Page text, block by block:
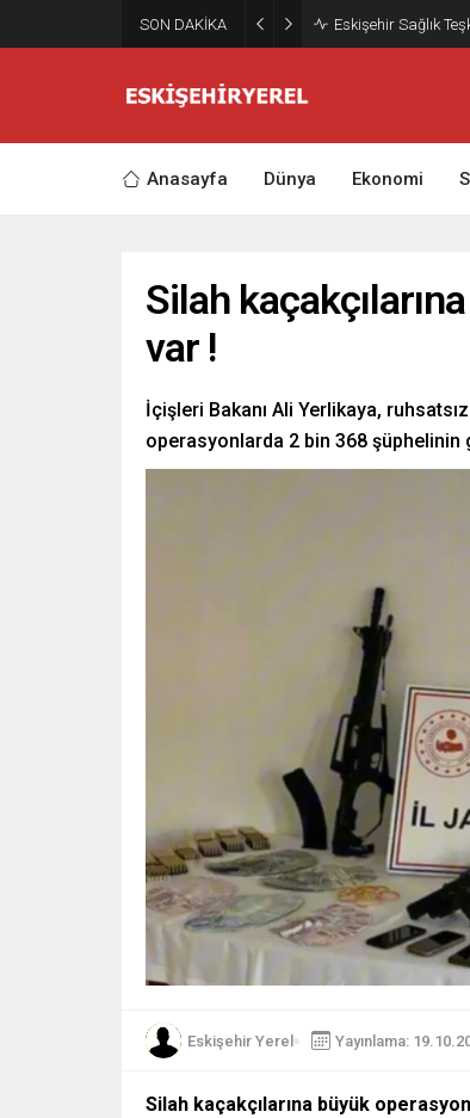
SON DAKİKA Eskişehir Sağlık
Anasayfa Dünya Ekonomi
Silah
var !
İçişleri Bakanı Ali Yerlikaya,
operasyonlarda 2 bin 368 şüphelinin
Eskişehir Yerel Yayınlama:
Silah kaçakçılarına büyük